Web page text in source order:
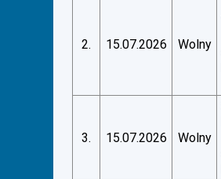
2. 15.07.2026 Wolny
3. 15.07.2026 Wolny